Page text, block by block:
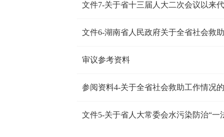
文件7-关于省十三届人大二次会议以来
文件6-湖南省人民政府关于全省社会救
审议参考资料
参阅资料4-关于全省社会救助工作情况